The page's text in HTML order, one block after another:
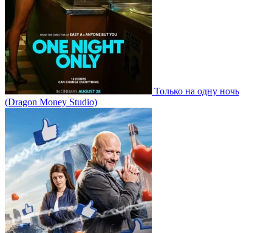
Только на одну ночь
(Dragon Money Studio)